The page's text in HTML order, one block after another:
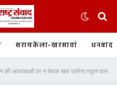
सरायकेला-खरसावां धनबाद
आकांक्षाओं पर न केवल खरा उतरेगा:रघुवर दास